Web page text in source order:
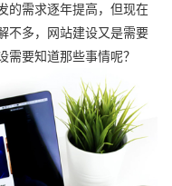
的需求逐年提高，但现在
不多，网站建设又是需要
要知道那些事情呢？